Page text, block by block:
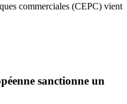
commerciales (CEPC) vient
sanctionne un